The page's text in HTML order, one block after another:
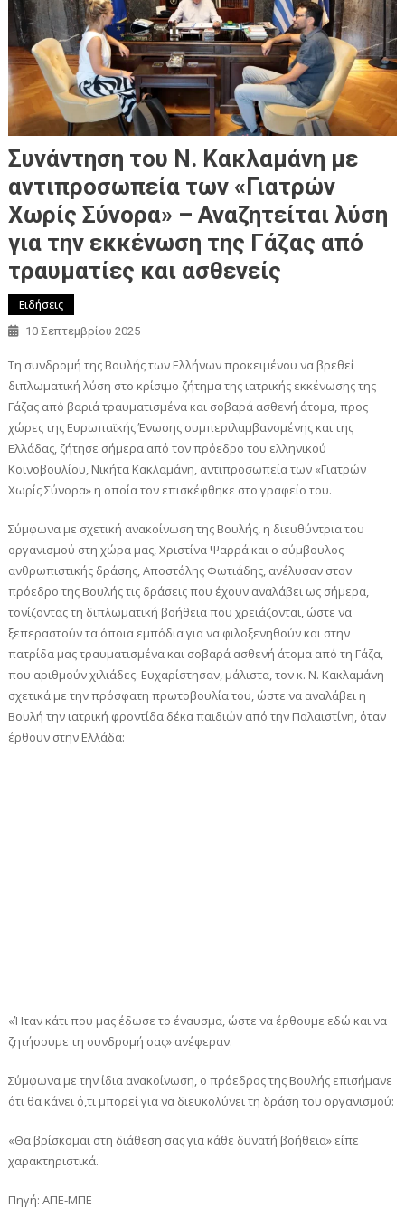
Συνάντηση του Ν. Κακλαμάνη με
αντιπροσωπεία των «Γιατρών
Χωρίς Σύνορα» – Αναζητείται λύση
για την εκκένωση της Γάζας από
τραυματίες και ασθενείς
Ειδήσεις
10 Σεπτεμβρίου 2025
Τη συνδρομή της Βουλής των Ελλήνων προκειμένου να βρεθεί
διπλωματική λύση στο κρίσιμο ζήτημα της ιατρικής εκκένωσης της
Γάζας από βαριά τραυματισμένα και σοβαρά ασθενή άτομα, προς
χώρες της Ευρωπαϊκής Ένωσης συμπεριλαμβανομένης και της
Ελλάδας, ζήτησε σήμερα από τον πρόεδρο του ελληνικού
Κοινοβουλίου, Νικήτα Κακλαμάνη, αντιπροσωπεία των «Γιατρών
Χωρίς Σύνορα» η οποία τον επισκέφθηκε στο γραφείο του.
Σύμφωνα με σχετική ανακοίνωση της Βουλής, η διευθύντρια του
οργανισμού στη χώρα μας, Χριστίνα Ψαρρά και ο σύμβουλος
ανθρωπιστικής δράσης, Αποστόλης Φωτιάδης, ανέλυσαν στον
πρόεδρο της Βουλής τις δράσεις που έχουν αναλάβει ως σήμερα,
τονίζοντας τη διπλωματική βοήθεια που χρειάζονται, ώστε να
ξεπεραστούν τα όποια εμπόδια για να φιλοξενηθούν και στην
πατρίδα μας τραυματισμένα και σοβαρά ασθενή άτομα από τη Γάζα,
που αριθμούν χιλιάδες. Ευχαρίστησαν, μάλιστα, τον κ. Ν. Κακλαμάνη
σχετικά με την πρόσφατη πρωτοβουλία του, ώστε να αναλάβει η
Βουλή την ιατρική φροντίδα δέκα παιδιών από την Παλαιστίνη, όταν
έρθουν στην Ελλάδα:
«Ήταν κάτι που μας έδωσε το έναυσμα, ώστε να έρθουμε εδώ και να
ζητήσουμε τη συνδρομή σας» ανέφεραν.
Σύμφωνα με την ίδια ανακοίνωση, ο πρόεδρος της Βουλής επισήμανε
ότι θα κάνει ό,τι μπορεί για να διευκολύνει τη δράση του οργανισμού:
«Θα βρίσκομαι στη διάθεση σας για κάθε δυνατή βοήθεια» είπε
χαρακτηριστικά.
Πηγή: ΑΠΕ-ΜΠΕ